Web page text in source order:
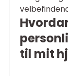
til mit